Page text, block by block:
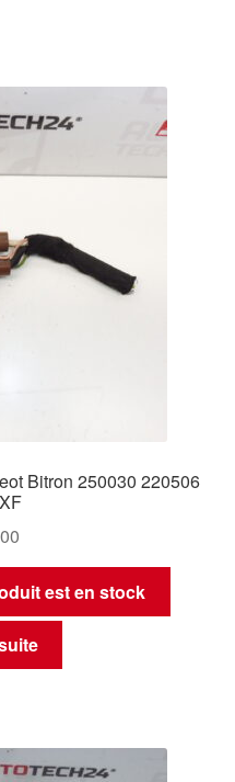
Bitron 250030 220506
est en stock